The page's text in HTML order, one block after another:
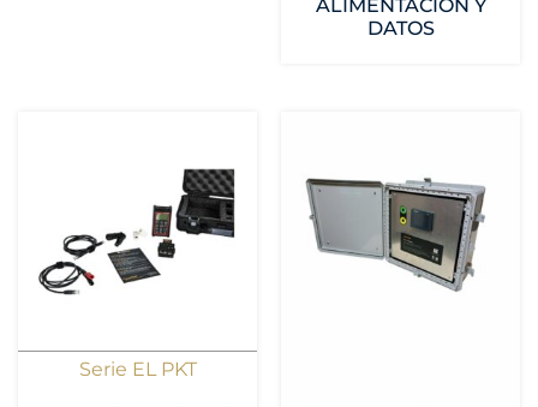
ALIMENTACIÓN Y
DATOS
Serie EL PKT